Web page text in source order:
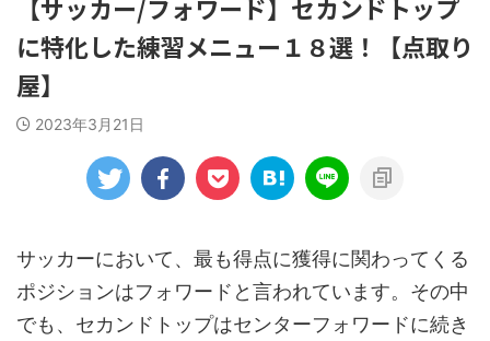
【サッカー/フォワード】セカンドトップ
に特化した練習メニュー１８選！【点取り
屋】
2023年3月21日
サッカーにおいて、最も得点に獲得に関わってくる
ポジションはフォワードと言われています。その中
でも、セカンドトップはセンターフォワードに続き